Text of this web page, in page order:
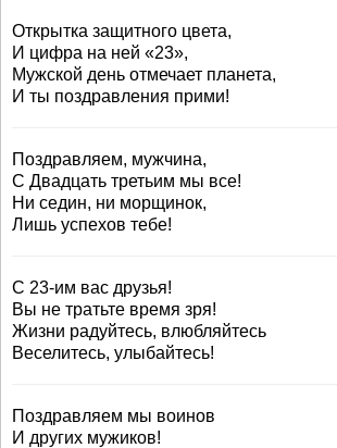
Открытка защитного цвета,
И цифра на ней «23»,
Мужской день отмечает планета,
И ты поздравления прими!
Поздравляем, мужчина,
С Двадцать третьим мы все!
Ни седин, ни морщинок,
Лишь успехов тебе!
С 23-им вас друзья!
Вы не тратьте время зря!
Жизни радуйтесь, влюбляйтесь
Веселитесь, улыбайтесь!
Поздравляем мы воинов
И других мужиков!